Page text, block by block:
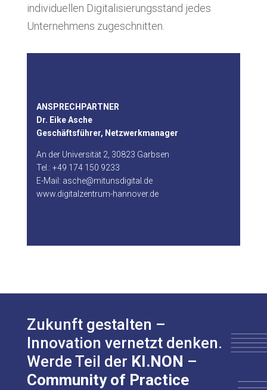
individuellen Digitalisierungsstand jedes
Unternehmens zugeschnitten.
ANSPRECHPARTNER
Dr. Eike Asche
Geschäftsführer, Netzwerkmanager
An der Universität 2, 30823 Garbsen
Tel.: +49 174 150 9233
E-Mail: asche@mitunsdigital.de
www.digitalzentrum-hannover.de
Zukunft gestalten –
Innovation vernetzt denken.
Werde Teil der KI.NON –
Community of Practice